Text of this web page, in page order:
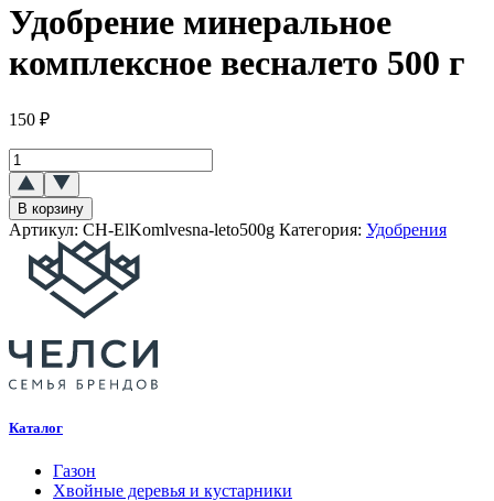
Удобрение минеральное
комплексное весналето 500 г
150 ₽
Количество
товара
Удобрение
минеральное
комплексное
весна-
лето
В корзину
Артикул: CH-ElKomlvesna-leto500g Категория: Удобрения
Каталог
Газон
Хвойные деревья и кустарники